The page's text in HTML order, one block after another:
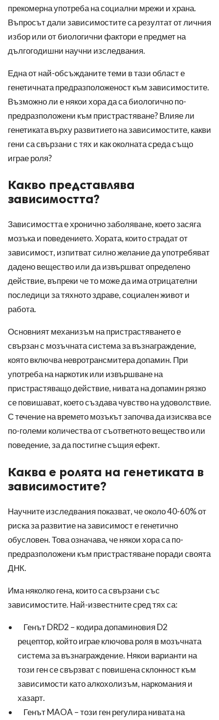
прекомерна употреба на социални мрежи и храна.
Въпросът дали зависимостите са резултат от личния
избор или от биологични фактори е предмет на
дългогодишни научни изследвания.
Една от най-обсъжданите теми в тази област е
генетичната предразположеност към зависимостите.
Възможно ли е някои хора да са биологично по-
предразположени към пристрастяване? Влияе ли
генетиката върху развитието на зависимостите, какви
гени са свързани с тях и как околната среда също
играе роля?
Какво представлява
зависимостта?
Зависимостта е хронично заболяване, което засяга
мозъка и поведението. Хората, които страдат от
зависимост, изпитват силно желание да употребяват
дадено вещество или да извършват определено
действие, въпреки че то може да има отрицателни
последици за тяхното здраве, социален живот и
работа.
Основният механизъм на пристрастяването е
свързан с мозъчната система за възнаграждение,
която включва невротрансмитера допамин. При
употреба на наркотик или извършване на
пристрастяващо действие, нивата на допамин рязко
се повишават, което създава чувство на удоволствие.
С течение на времето мозъкът започва да изисква все
по-големи количества от съответното вещество или
поведение, за да постигне същия ефект.
Каква е ролята на генетиката в
зависимостите?
Научните изследвания показват, че около 40-60% от
риска за развитие на зависимост е генетично
обусловен. Това означава, че някои хора са по-
предразположени към пристрастяване поради своята
ДНК.
Има няколко гена, които са свързани със
зависимостите. Най-известните сред тях са:
Генът DRD2 – кодира допаминовия D2
рецептор, който играе ключова роля в мозъчната
система за възнаграждение. Някои варианти на
този ген се свързват с повишена склонност към
зависимости като алкохолизъм, наркомания и
хазарт.
Генът MAOA – този ген регулира нивата на